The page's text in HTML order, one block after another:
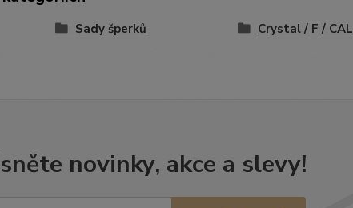
Sady šperků Crystal / F / CAL
novinky, akce a slevy!